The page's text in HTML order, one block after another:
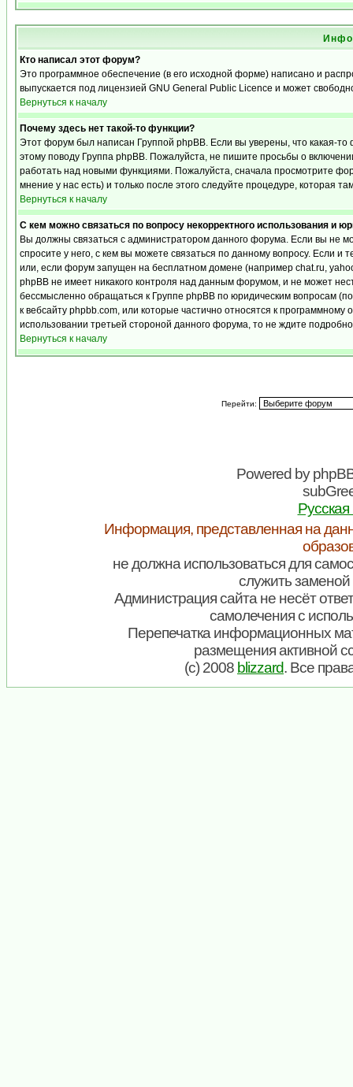
Кто написал этот форум?
Это программное обеспечение (в его исходной форме) написано и
выпускается под лицензией GNU General Public Licence и может
Вернуться к началу
Почему здесь нет такой-то функции?
Этот форум был написан Группой phpBB. Если вы уверены, что какая-
этому поводу Группа phpBB. Пожалуйста, не пишите просьбы о
работать над новыми функциями. Пожалуйста, сначала просмотрите
мнение у нас есть) и только после этого следуйте процедуре, которая
Вернуться к началу
С кем можно связаться по вопросу некорректного использования и
Вы должны связаться с администратором данного форума. Если вы не
спросите у него, с кем вы можете связаться по данному вопросу. Если
или, если форум запущен на бесплатном домене (например chat.ru,
phpBB не имеет никакого контроля над данным форумом, и не может
бессмысленно обращаться к Группе phpBB по юридическим вопросам
к вебсайту phpbb.com, или которые частично относятся к
использовании третьей стороной данного форума, то не ждите
Вернуться к началу
Перейти:
Powered by
Информация, представленная на
не должна использоваться для
служить заменой
Администрация сайта не несёт
самолечения с
Перепечатка информационных
размещения активной
(c) 2008 blizzard. Все